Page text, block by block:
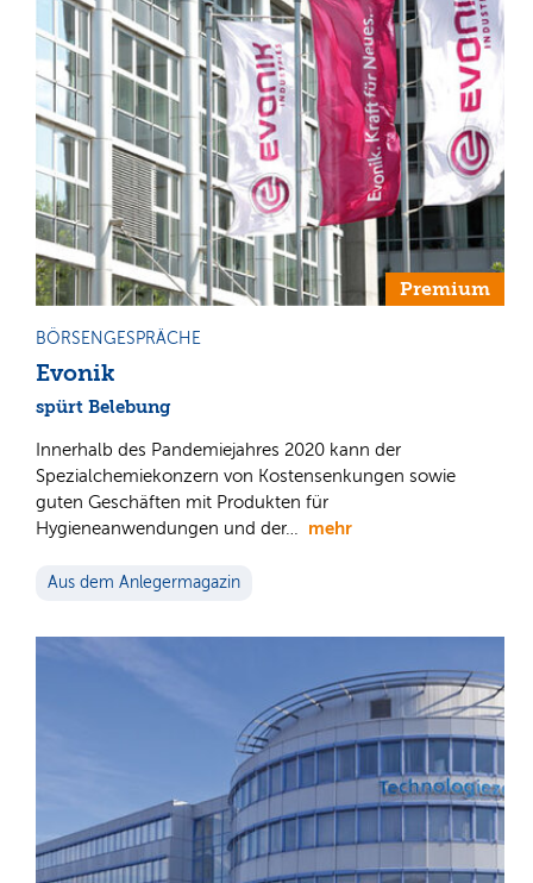
Premium
BÖRSENGESPRÄCHE
Evonik
spürt Belebung
Innerhalb des Pandemiejahres 2020 kann der
Spezialchemiekonzern von Kostensenkungen sowie
guten Geschäften mit Produkten für
Hygieneanwendungen und der… mehr
Aus dem Anlegermagazin